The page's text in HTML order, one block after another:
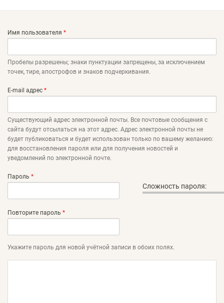
Имя пользователя *
Пробелы разрешены; знаки пунктуации запрещены, за исключением
точек, тире, апострофов и знаков подчеркивания.
E-mail адрес *
Существующий адрес электронной почты. Все почтовые сообщения с
сайта будут отсылаться на этот адрес. Адрес электронной почты не
будет публиковаться и будет использован только по вашему желанию:
для восстановления пароля или для получения новостей и
уведомлений по электронной почте.
Сложность пароля:
Пароль *
Повторите пароль *
Укажите пароль для новой учётной записи в обоих полях.